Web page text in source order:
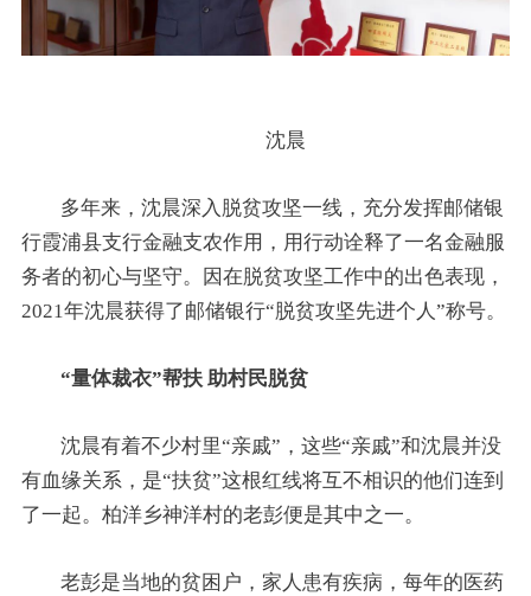
沈晨
多年来，沈晨深入脱贫攻坚一线，充分发挥邮储银
行霞浦县支行金融支农作用，用行动诠释了一名金融服
务者的初心与坚守。因在脱贫攻坚工作中的出色表现，
2021年沈晨获得了邮储银行“脱贫攻坚先进个人”称号。
“量体裁衣”帮扶 助村民脱贫
沈晨有着不少村里“亲戚”，这些“亲戚”和沈晨并没
有血缘关系，是“扶贫”这根红线将互不相识的他们连到
了一起。柏洋乡神洋村的老彭便是其中之一。
老彭是当地的贫困户，家人患有疾病，每年的医药